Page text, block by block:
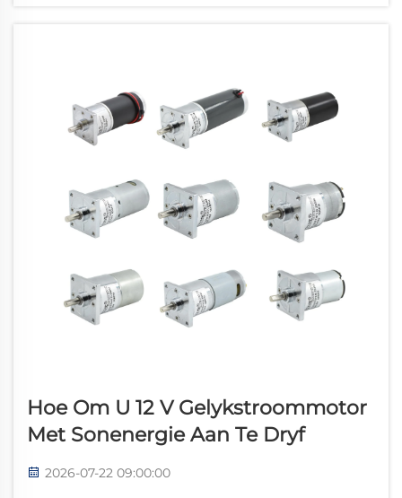
Hoe Om U 12 V Gelykstroommotor
Met Sonenergie Aan Te Dryf
2026-07-22 09:00:00